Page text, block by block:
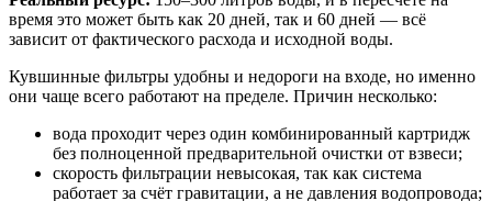
время это может быть как 20 дней, так и 60 дней — всё
зависит от фактического расхода и исходной воды.
Кувшинные фильтры удобны и недороги на входе, но именно
они чаще всего работают на пределе. Причин несколько:
вода проходит через один комбинированный картридж
без полноценной предварительной очистки от взвеси;
скорость фильтрации невысокая, так как система
работает за счёт гравитации, а не давления водопровода;